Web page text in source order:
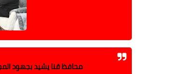
محافظ قنا يشيد بجهود